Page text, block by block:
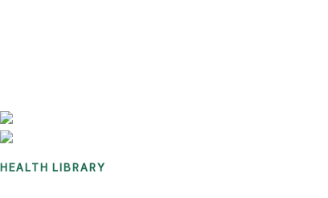
HEALTH LIBRARY